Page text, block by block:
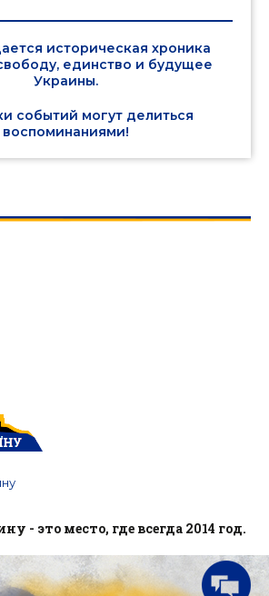
историческая хроника
единство и будущее
Украины.
событий могут делиться
воспоминаниями!
- это место, где всегда 2014 год.